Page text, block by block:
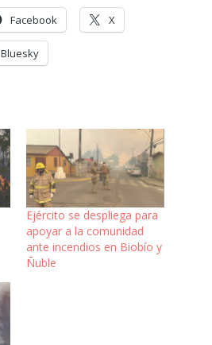
Facebook X
Bluesky
Ejército se despliega para
apoyar a la comunidad
ante incendios en Biobío y
Ñuble